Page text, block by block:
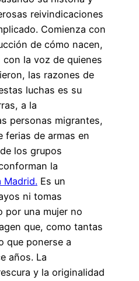
reivindicaciones
Comienza con
de cómo nacen,
la voz de quienes
las razones de
luchas es su
a la
personas migrantes,
ferias de armas en
los grupos
la
Madrid. Es un
ni tomas
por una mujer no
que, como tantas
que ponerse a
años. La
y la originalidad